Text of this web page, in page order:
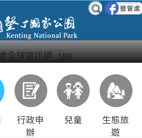
行政申
辦
兒童
生態旅
遊